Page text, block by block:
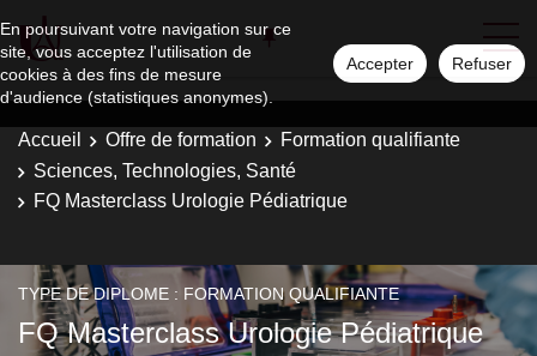
En poursuivant votre navigation sur ce
site, vous acceptez l'utilisation de
cookies à des fins de mesure
d'audience (statistiques anonymes).
Accepter Refuser
Accueil Offre de formation
Formation qualifiante
Sciences, Technologies, Santé
FQ Masterclass Urologie Pédiatrique
TYPE DE DIPLOME : FORMATION QUALIFIANTE
FQ Masterclass Urologie Pédiatrique